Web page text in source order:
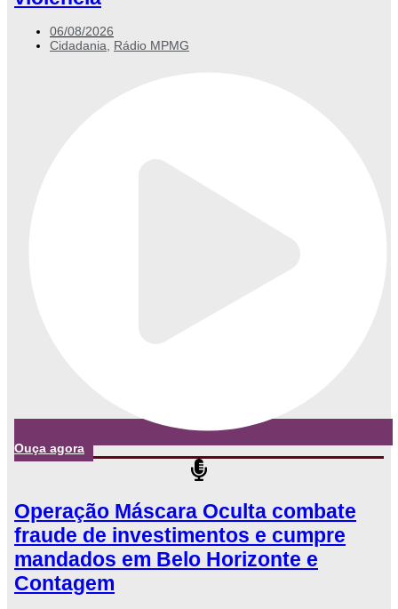
06/08/2026
Cidadania
Rádio MPMG
Ouça agora
Operação Máscara Oculta combate
fraude de investimentos e cumpre
mandados em Belo Horizonte e
Contagem